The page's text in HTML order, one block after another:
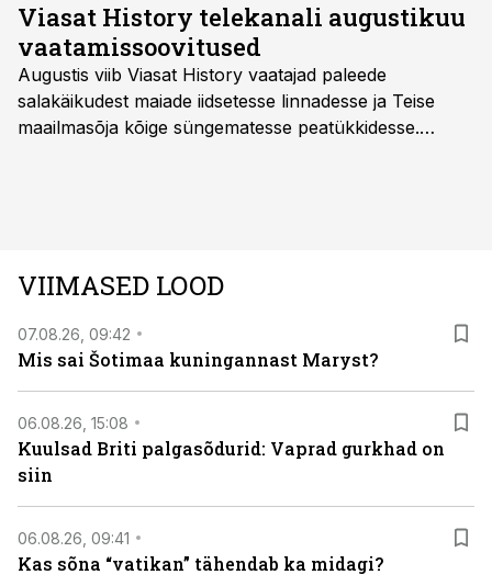
Viasat History telekanali augustikuu
vaatamissoovitused
Augustis viib Viasat History vaatajad paleede
salakäikudest maiade iidsetesse linnadesse ja Teise
maailmasõja kõige süngematesse peatükkidesse.
viasathistory.eu/ee
VIIMASED LOOD
07.08.26, 09:42
Mis sai Šotimaa kuningannast Maryst?
06.08.26, 15:08
Kuulsad Briti palgasõdurid: Vaprad gurkhad on
siin
06.08.26, 09:41
Kas sõna “vatikan” tähendab ka midagi?